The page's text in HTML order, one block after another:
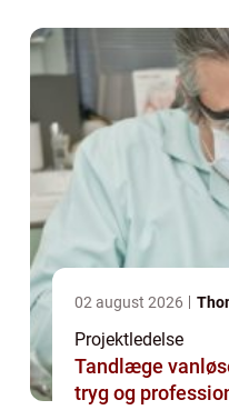
02 august 2026
Projektledelse
Tandlæge vanløse sådan finder du
tryg og